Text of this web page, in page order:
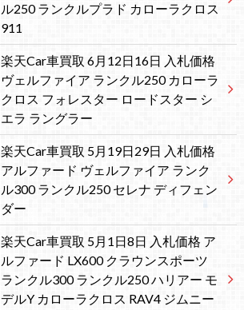
ル250 ランクルプラド カローラクロス
911
楽天Car車買取 6月12日16日 入札価格
ヴェルファイア ランクル250 カローラ
クロス フォレスター ロードスター シ
エラ ラングラー
楽天Car車買取 5月19日29日 入札価格
アルファード ヴェルファイア ランク
ル300 ランクル250 セレナ ディフェン
ダー
楽天Car車買取 5月1日8日 入札価格 ア
ルファード LX600 クラウンスポーツ
ランクル300 ランクル250 ハリアー モ
デルY カローラクロス RAV4 ジムニー